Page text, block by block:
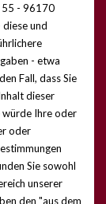
- 96170
diese und
- etwa
Fall, dass Sie
dieser
Ihre oder
oder
Sie sowohl
unserer
den "aus dem